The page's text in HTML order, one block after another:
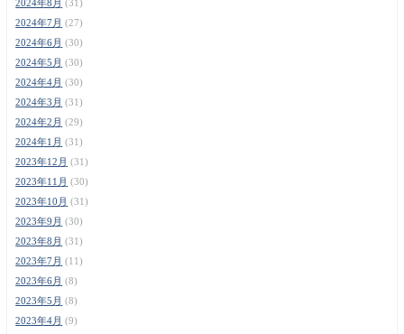
2024年8月 (31)
2024年7月 (27)
2024年6月 (30)
2024年5月 (30)
2024年4月 (30)
2024年3月 (31)
2024年2月 (29)
2024年1月 (31)
2023年12月 (31)
2023年11月 (30)
2023年10月 (31)
2023年9月 (30)
2023年8月 (31)
2023年7月 (11)
2023年6月 (8)
2023年5月 (8)
2023年4月 (9)